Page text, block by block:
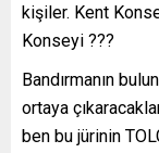
kişiler. Kent
Konseyi ???
Bandırmanın
ortaya
ben bu jürinin